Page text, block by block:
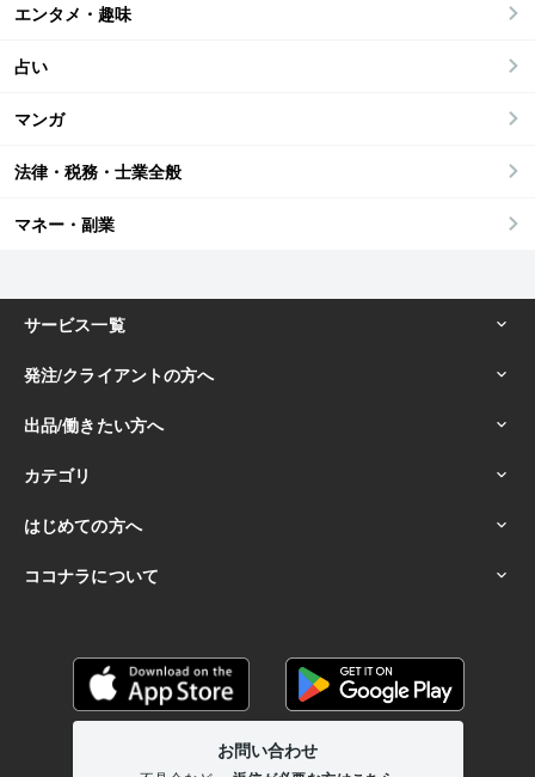
エンタメ・趣味
占い
マンガ
法律・税務・士業全般
マネー・副業